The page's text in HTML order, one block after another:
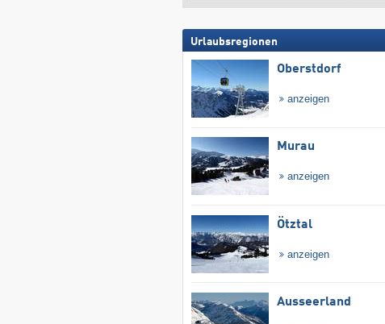
Urlaubsregionen
Oberstdorf
anzeigen
Murau
anzeigen
Ötztal
anzeigen
Ausseerland